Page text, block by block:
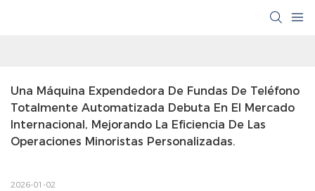
Una Máquina Expendedora De Fundas De Teléfono
Totalmente Automatizada Debuta En El Mercado
Internacional, Mejorando La Eficiencia De Las
Operaciones Minoristas Personalizadas.
2026-01-02